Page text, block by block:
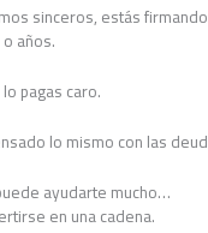
sinceros, estás
años.
pagas caro.
lo mismo con las
ayudarte mucho…
en una cadena.